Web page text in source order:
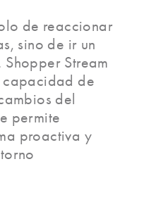
de reaccionar
sino de ir un
Stream
de
del
permite
proactiva y